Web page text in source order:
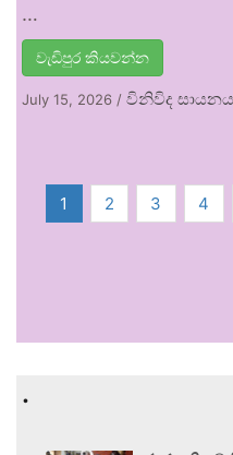
…
වැඩිපුර කියවන්න
July 15, 2026 / විනිවිද සායනය
1 2 3 4
.